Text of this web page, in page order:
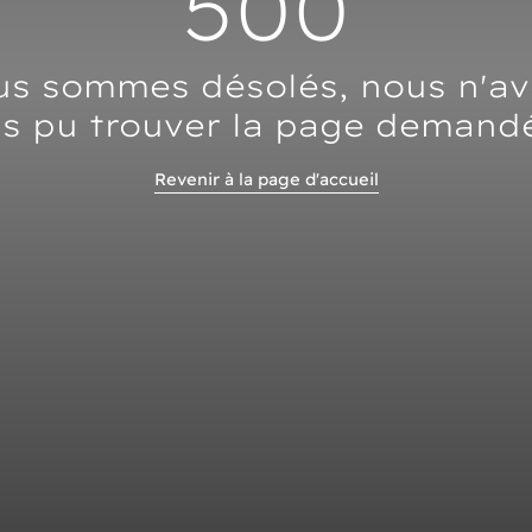
sommes désolés, nous
pu trouver la page
Revenir à la page d'accueil